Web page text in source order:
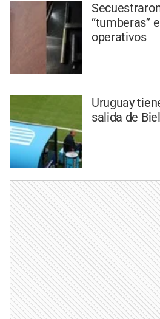
“tumberas”
operativos
Uruguay
salida de